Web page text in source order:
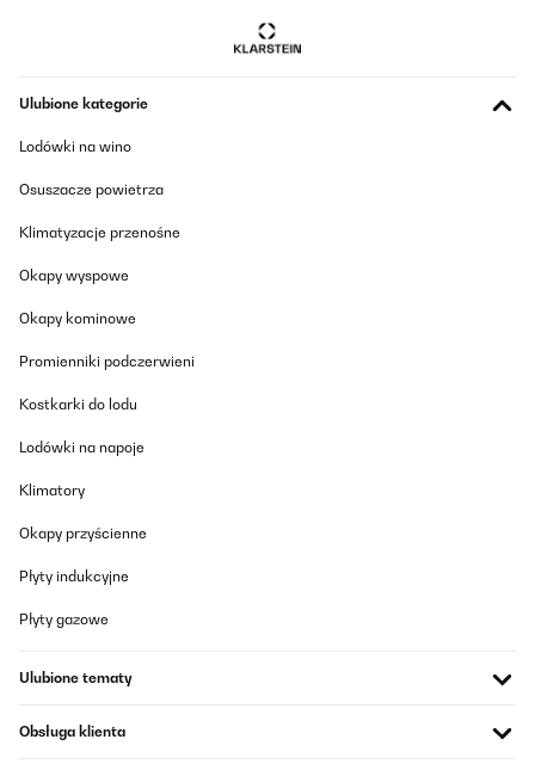
Ulubione kategorie
Lodówki na wino
Osuszacze powietrza
Klimatyzacje przenośne
Okapy wyspowe
Okapy kominowe
Promienniki podczerwieni
Kostkarki do lodu
Lodówki na napoje
Klimatory
Okapy przyścienne
Płyty indukcyjne
Płyty gazowe
Ulubione tematy
Obsługa klienta